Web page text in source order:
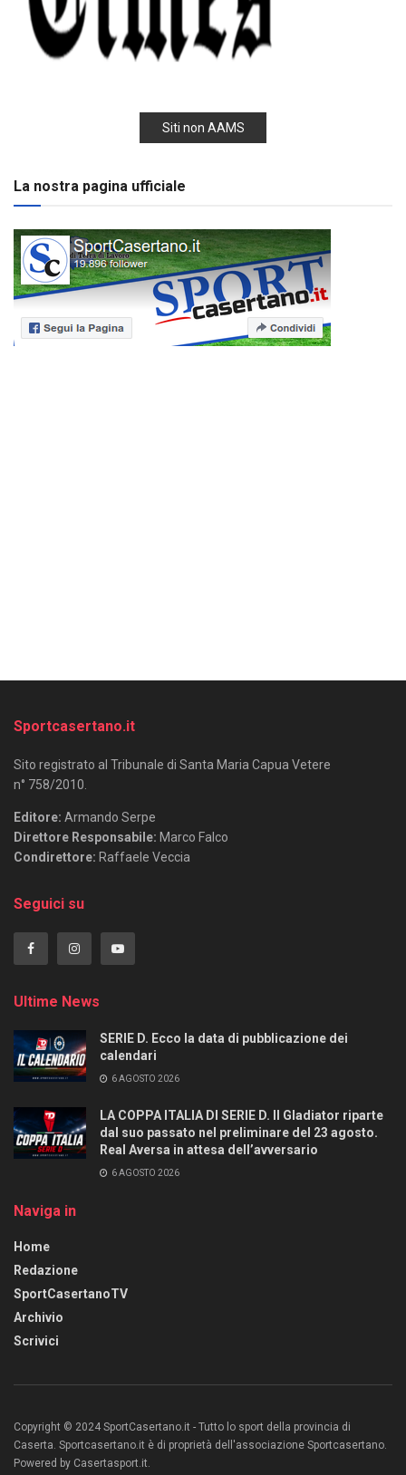
Siti non AAMS
La nostra pagina ufficiale
Sportcasertano.it
Sito registrato al Tribunale di Santa Maria Capua Vetere
n° 758/2010.
Editore: Armando Serpe
Direttore Responsabile: Marco Falco
Condirettore: Raffaele Veccia
Seguici su
Ultime News
SERIE D. Ecco la data di pubblicazione dei
calendari
6 AGOSTO 2026
LA COPPA ITALIA DI SERIE D. Il Gladiator riparte
dal suo passato nel preliminare del 23 agosto.
Real Aversa in attesa dell’avversario
6 AGOSTO 2026
Naviga in
Home
Redazione
SportCasertanoTV
Archivio
Scrivici
Copyright © 2024 SportCasertano.it - Tutto lo sport della provincia di
Caserta. Sportcasertano.it è di proprietà dell'associazione Sportcasertano.
Powered by Casertasport.it.